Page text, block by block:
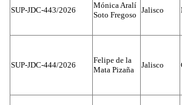
SUP-JDC-443/2026
Mónica Aralí
Soto Fregoso
Jalisco
SUP-JDC-444/2026
Felipe de la
Mata Pizaña
Jalisco